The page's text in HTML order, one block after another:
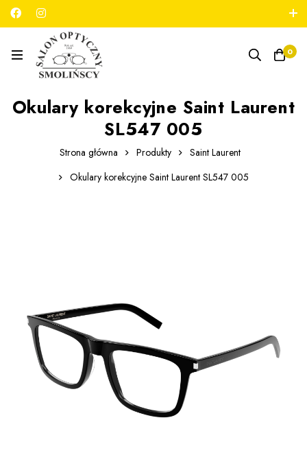
789 180 706
0
Okulary korekcyjne Saint Laurent
SL547 005
Strona główna Produkty
Saint Laurent
Okulary korekcyjne Saint Laurent SL547 005